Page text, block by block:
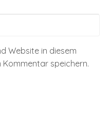
Website in diesem
speichern.